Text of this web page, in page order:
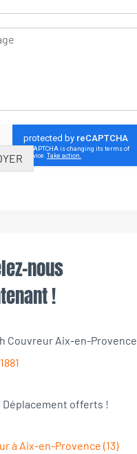
nous
!
Couvreur Aix-en-Provence
Déplacement offerts !
à Aix-en-Provence (13)